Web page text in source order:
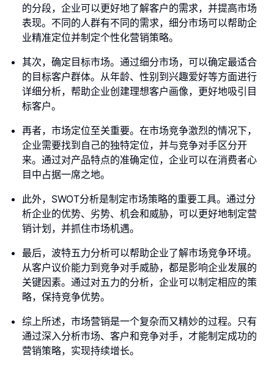
的分段，企业可以更好地了解客户的需求，并提高市场
表现。不同的人群有不同的需求，细分市场可以帮助企
业精准定位并制定个性化营销策略。
其次，确定目标市场。通过细分市场，可以确定最适合
的目标客户群体。从年龄、性别到兴趣爱好等方面进行
详细分析，帮助企业创建理想客户画像，更好地吸引目
标客户。
再者，市场定位至关重要。在市场竞争激烈的情况下，
企业需要找到自己的独特定位，并与竞争对手区分开
来。通过对产品特点的准确定位，企业可以在消费者心
目中占据一席之地。
此外，SWOT分析是制定市场策略的重要工具。通过分
析企业的优势、劣势、机会和威胁，可以更好地制定营
销计划，并抓住市场机遇。
最后，波特五力分析可以帮助企业了解市场竞争环境。
从客户议价能力到竞争对手威胁，都是影响企业发展的
关键因素。通过对五力的分析，企业可以制定相应的策
略，保持竞争优势。
综上所述，市场营销是一个复杂而又精妙的过程。只有
通过深入分析市场、客户和竞争对手，才能制定成功的
营销策略，实现持续增长。